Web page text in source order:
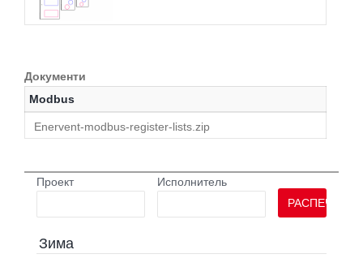
Документи
Modbus
Enervent-modbus-register-lists.zip
Проект
Исполнитель
Зима